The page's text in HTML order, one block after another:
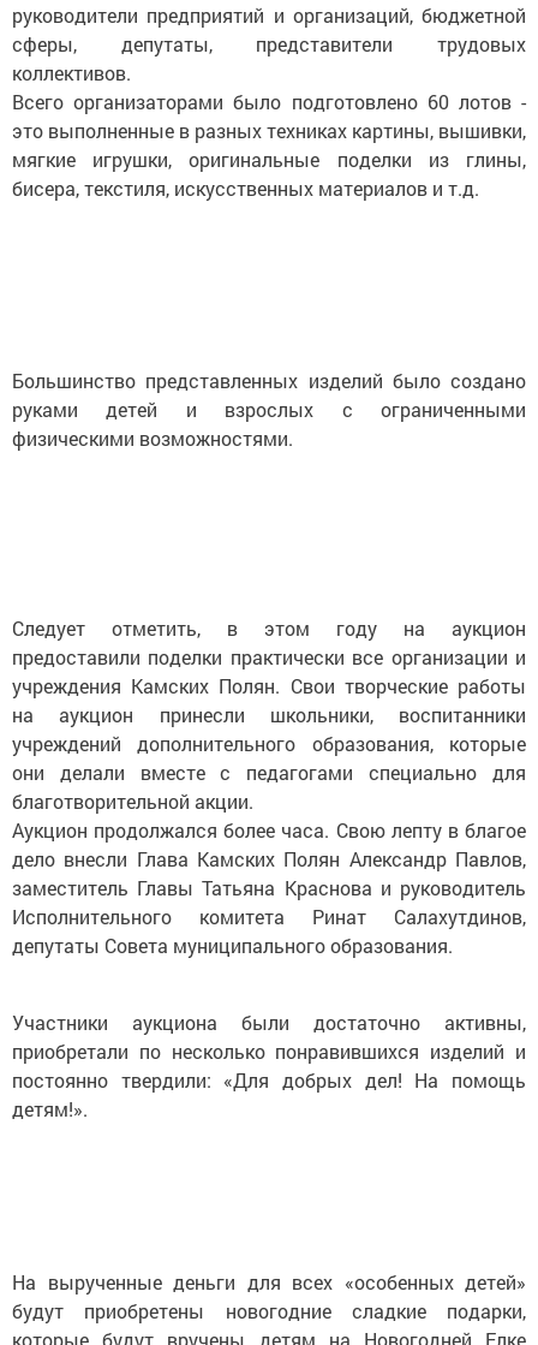
руководители предприятий и организаций, бюджетной
сферы, депутаты, представители трудовых
коллективов.
Всего организаторами было подготовлено 60 лотов -
это выполненные в разных техниках картины, вышивки,
мягкие игрушки, оригинальные поделки из глины,
бисера, текстиля, искусственных материалов и т.д.
Большинство представленных изделий было создано
руками детей и взрослых с ограниченными
физическими возможностями.
Следует отметить, в этом году на аукцион
предоставили поделки практически все организации и
учреждения Камских Полян. Свои творческие работы
на аукцион принесли школьники, воспитанники
учреждений дополнительного образования, которые
они делали вместе с педагогами специально для
благотворительной акции.
Аукцион продолжался более часа. Свою лепту в благое
дело внесли Глава Камских Полян Александр Павлов,
заместитель Главы Татьяна Краснова и руководитель
Исполнительного комитета Ринат Салахутдинов,
депутаты Совета муниципального образования.
Участники аукциона были достаточно активны,
приобретали по несколько понравившихся изделий и
постоянно твердили: «Для добрых дел! На помощь
детям!».
На вырученные деньги для всех «особенных детей»
будут приобретены новогодние сладкие подарки,
которые будут вручены детям на Новогодней Елке